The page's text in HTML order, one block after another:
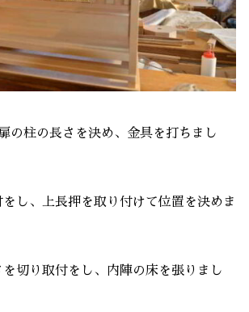
の柱の長さを決め、金具を打ちまし
し、上長押を取り付けて位置を決めま
切り取付をし、内陣の床を張りまし